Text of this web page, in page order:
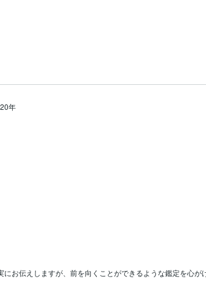
20年
お伝えしますが、前を向くことができるような鑑定を心が